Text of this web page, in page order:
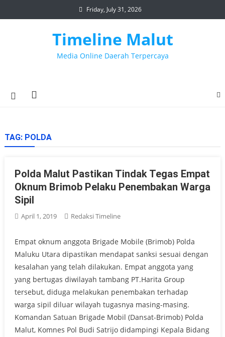
to
Friday, July 31, 2026
Timeline Malut
Media Online Daerah Terpercaya
TAG: POLDA
Polda Malut Pastikan Tindak Tegas Empat
Oknum Brimob Pelaku Penembakan Warga
Sipil
April 1, 2019 Redaksi Timeline
Empat oknum anggota Brigade Mobile (Brimob) Polda
Maluku Utara dipastikan mendapat sanksi sesuai dengan
kesalahan yang telah dilakukan. Empat anggota yang
yang bertugas diwilayah tambang PT.Harita Group
tersebut, diduga melakukan penembakan terhadap
warga sipil diluar wilayah tugasnya masing-masing.
Komandan Satuan Brigade Mobil (Dansat-Brimob) Polda
Malut, Komnes Pol Budi Satrijo didampingi Kepala Bidang